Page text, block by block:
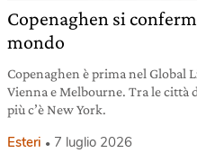
Copenaghen si
mondo
Copenaghen è prima nel Global
Vienna e Melbourne. Tra le città
più c’è New York.
Esteri 7 luglio 2026